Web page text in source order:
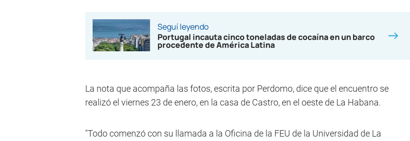
Seguí leyendo
Portugal incauta cinco toneladas de cocaína en un barco
procedente de América Latina
La nota que acompaña las fotos, escrita por Perdomo, dice que el encuentro se
realizó el viernes 23 de enero, en la casa de Castro, en el oeste de La Habana.
"Todo comenzó con su llamada a la Oficina de la FEU de la Universidad de La